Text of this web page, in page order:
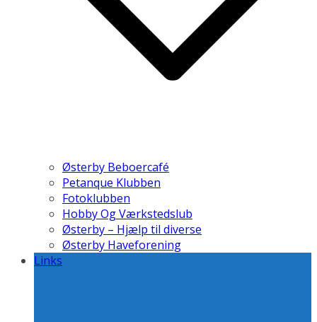
Østerby Beboercafé
Petanque Klubben
Fotoklubben
Hobby Og Værkstedslub
Østerby – Hjælp til diverse
Østerby Haveforening
Links